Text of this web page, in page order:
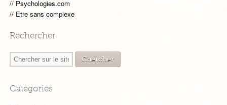
Psychologies.com
Etre sans complexe
Rechercher
Categories